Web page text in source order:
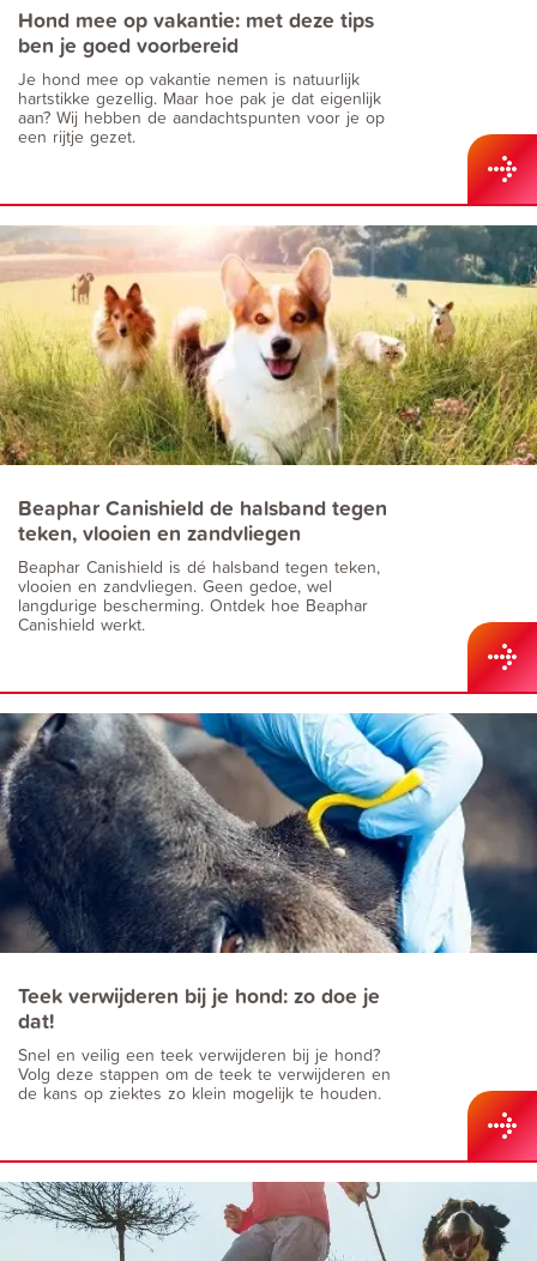
Hond mee op vakantie: met deze tips
ben je goed voorbereid
Je hond mee op vakantie nemen is natuurlijk
hartstikke gezellig. Maar hoe pak je dat eigenlijk
aan? Wij hebben de aandachtspunten voor je op
een rijtje gezet.
Beaphar Canishield de halsband tegen
teken, vlooien en zandvliegen
Beaphar Canishield is dé halsband tegen teken,
vlooien en zandvliegen. Geen gedoe, wel
langdurige bescherming. Ontdek hoe Beaphar
Canishield werkt.
Teek verwijderen bij je hond: zo doe je
dat!
Snel en veilig een teek verwijderen bij je hond?
Volg deze stappen om de teek te verwijderen en
de kans op ziektes zo klein mogelijk te houden.